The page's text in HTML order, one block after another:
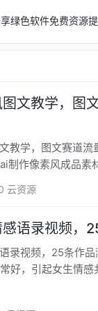
绿色软件免费资源
文教学，图
学，图文赛道流量非常
制作像素风成品
云资源
语录视频，
频，25条作品涨粉4.2W，
好，引起女生情